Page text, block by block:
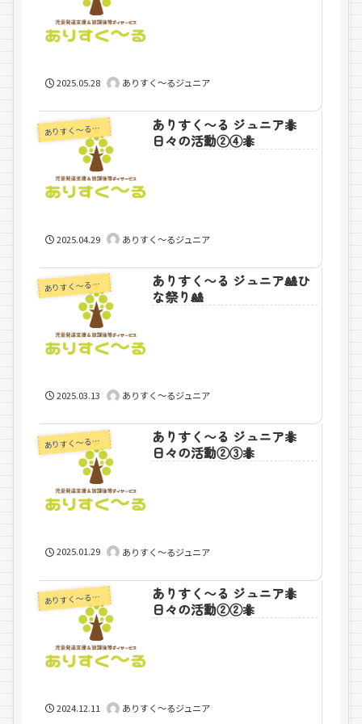
2025.05.28 ありすく～るジュニア
ありすく～るジュニア
ありすく〜る ジュニア🐜
日々の活動②④🐜
2025.04.29 ありすく～るジュニア
ありすく～るジュニア
ありすく〜る ジュニア🎎ひ
な祭り🎎
2025.03.13 ありすく～るジュニア
ありすく～るジュニア
ありすく〜る ジュニア🐜
日々の活動②③🐜
2025.01.29 ありすく～るジュニア
ありすく～るジュニア
ありすく〜る ジュニア🐜
日々の活動②②🐜
2024.12.11 ありすく～るジュニア